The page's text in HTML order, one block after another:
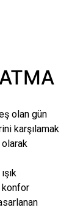
olan gün
karşılamak
konfor